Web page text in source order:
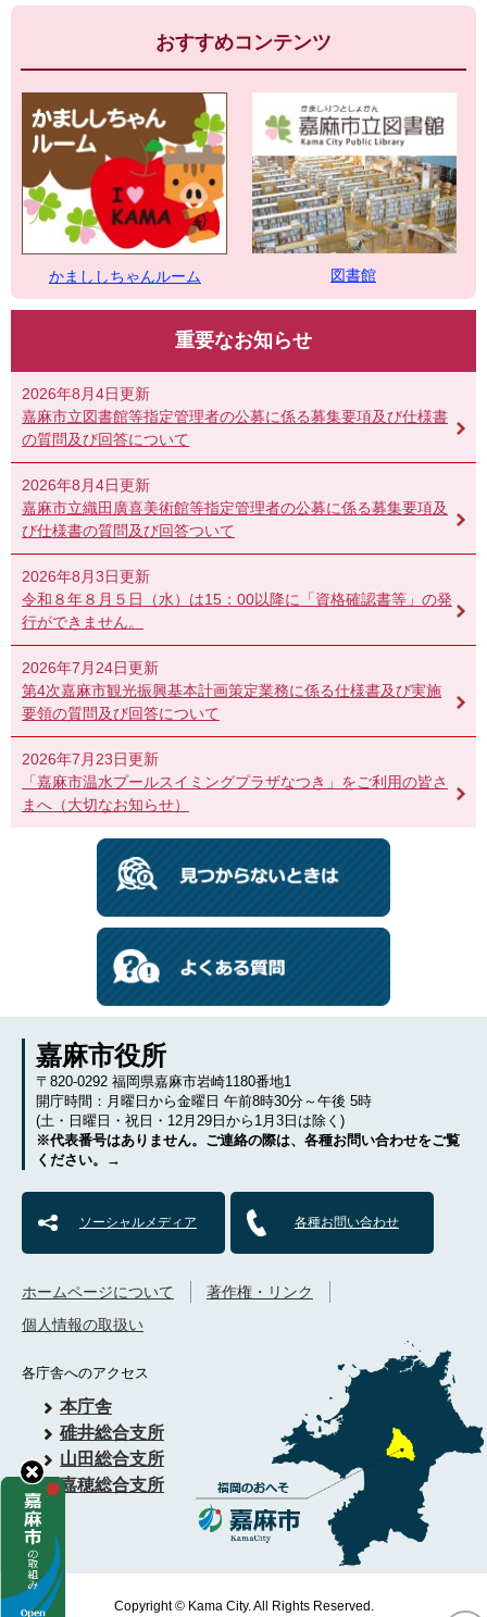
おすすめコンテンツ
かまししちゃんルーム 図書館
重要なお知らせ
2026年8月4日更新
嘉麻市立図書館等指定管理者の公募に係る募集要項及び仕様書
の質問及び回答について
2026年8月4日更新
嘉麻市立織田廣喜美術館等指定管理者の公募に係る募集要項及
び仕様書の質問及び回答ついて
2026年8月3日更新
令和８年８月５日（水）は15：00以降に「資格確認書等」の発
行ができません。
2026年7月24日更新
第4次嘉麻市観光振興基本計画策定業務に係る仕様書及び実施
要領の質問及び回答について
2026年7月23日更新
「嘉麻市温水プールスイミングプラザなつき」をご利用の皆さ
まへ（大切なお知らせ）
嘉麻市役所
〒820-0292 福岡県嘉麻市岩崎1180番地1
開庁時間：月曜日から金曜日 午前8時30分～午後 5時
(土・日曜日・祝日・12月29日から1月3日は除く)
※代表番号はありません。ご連絡の際は、各種お問い合わせをご覧
ください。→
ソーシャルメディア 各種お問い合わせ
各庁舎へのアクセス
本庁舎
碓井総合支所
山田総合支所
嘉穂総合支所
ホームページについて
著作権・リンク
個人情報の取扱い
Copyright © Kama City. All Rights Reserved.